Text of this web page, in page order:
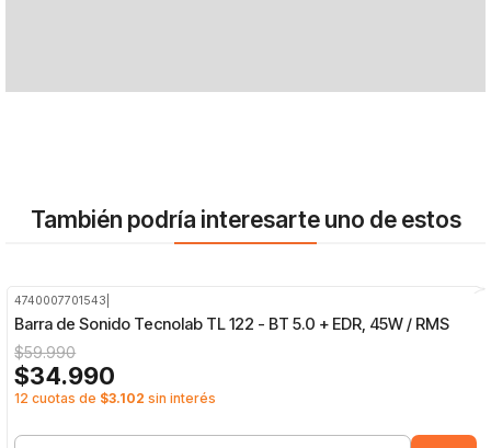
También podría interesarte uno de estos
4740007701543
Barra de Sonido Tecnolab TL 122 - BT 5.0 + EDR, 45W / RMS
$59.990
$34.990
12 cuotas de $3.102 sin interés